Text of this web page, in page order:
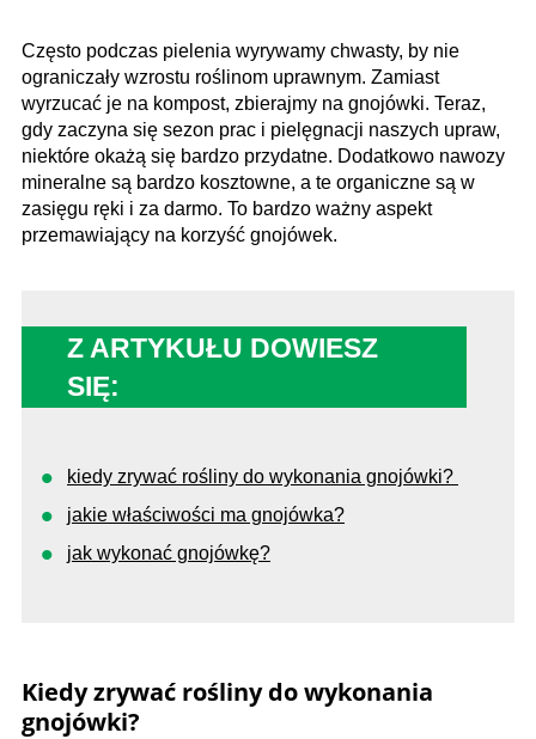
Często podczas pielenia wyrywamy chwasty, by nie
ograniczały wzrostu roślinom uprawnym. Zamiast
wyrzucać je na kompost, zbierajmy na gnojówki. Teraz,
gdy zaczyna się sezon prac i pielęgnacji naszych upraw,
niektóre okażą się bardzo przydatne. Dodatkowo nawozy
mineralne są bardzo kosztowne, a te organiczne są w
zasięgu ręki i za darmo. To bardzo ważny aspekt
przemawiający na korzyść gnojówek.
Z ARTYKUŁU DOWIESZ
SIĘ:
kiedy zrywać rośliny do wykonania gnojówki?
jakie właściwości ma gnojówka?
jak wykonać gnojówkę?
Kiedy zrywać rośliny do wykonania
gnojówki?